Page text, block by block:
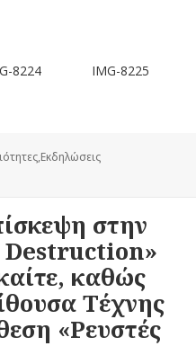
8219 IMG-8221
,Εκδηλώσεις
στην
Destruction»
καθώς
Τέχνης
«Ρευστές